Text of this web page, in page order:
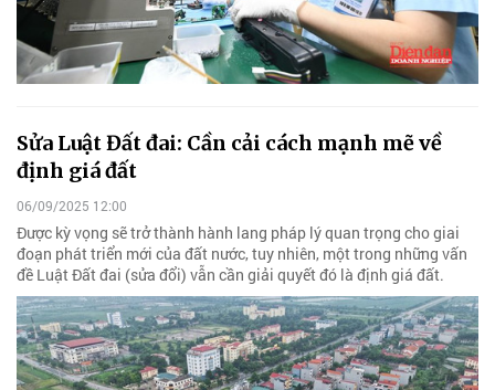
Sửa Luật Đất đai: Cần cải cách mạnh mẽ về
định giá đất
06/09/2025 12:00
Được kỳ vọng sẽ trở thành hành lang pháp lý quan trọng cho giai
đoạn phát triển mới của đất nước, tuy nhiên, một trong những vấn
đề Luật Đất đai (sửa đổi) vẫn cần giải quyết đó là định giá đất.